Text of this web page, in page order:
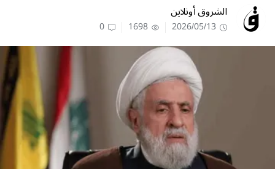
الشروق أونلاين
2026/05/13
1698
0